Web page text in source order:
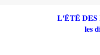
L'ÉTÉ
les